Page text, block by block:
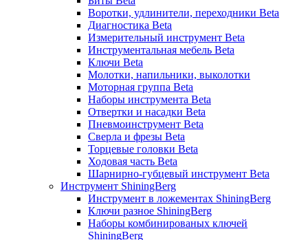
Воротки, удлинители, переходники Beta
Диагностика Beta
Измерительный инструмент Beta
Инструментальная мебель Beta
Ключи Beta
Молотки, напильники, выколотки
Моторная группа Beta
Наборы инструмента Beta
Отвертки и насадки Beta
Пневмоинструмент Beta
Сверла и фрезы Beta
Торцевые головки Beta
Ходовая часть Beta
Шарнирно-губцевый инструмент Beta
Инструмент ShiningBerg
Инструмент в ложементах ShiningBerg
Ключи разное ShiningBerg
Наборы комбинированых ключей
ShiningBerg